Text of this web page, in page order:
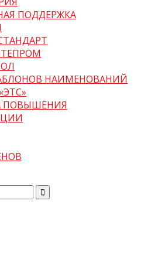
ПОДДЕРЖКА
НАИМЕНОВАНИЙ
ПОВЫШЕНИЯ